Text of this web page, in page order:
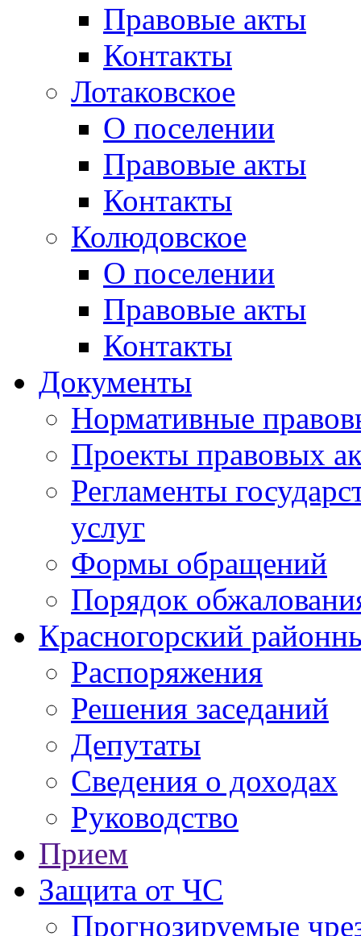
Правовые акты
Контакты
Лотаковское
О поселении
Правовые акты
Контакты
Колюдовское
О поселении
Правовые акты
Контакты
Документы
Нормативные
Проекты правовых
Регламенты
услуг
Формы обращений
Порядок
Красногорский
Распоряжения
Решения заседаний
Депутаты
Сведения о доходах
Руководство
Прием
Защита от ЧС
Прогнозируемые